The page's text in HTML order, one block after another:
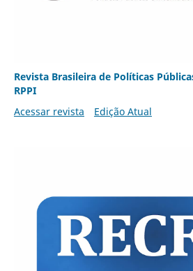
Revista Brasileira de Políticas
RPPI
Acessar revista
Edição Atual